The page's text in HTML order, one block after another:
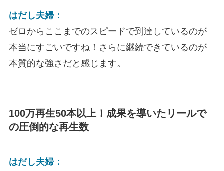
はだし夫婦：
ゼロからここまでのスピードで到達しているのが
本当にすごいですね！さらに継続できているのが
本質的な強さだと感じます。
100万再生50本以上！成果を導いたリールで
の圧倒的な再生数
はだし夫婦：